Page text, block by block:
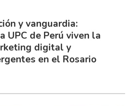
y vanguardia:
UPC de Perú viven la
digital y
en el Rosario